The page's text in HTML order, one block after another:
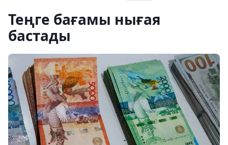
Теңге бағамы нығая
бастады